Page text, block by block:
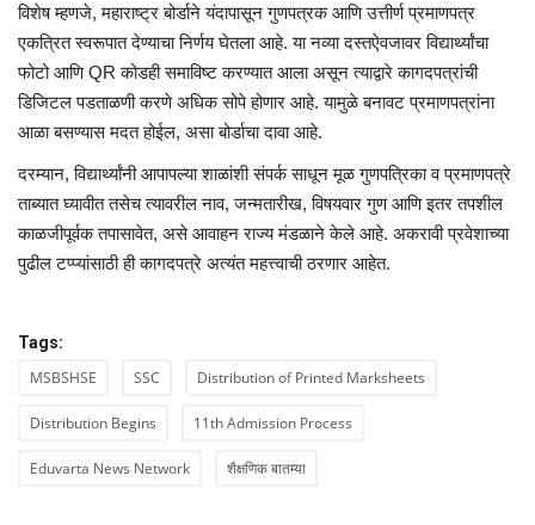
विशेष म्हणजे, महाराष्ट्र बोर्डाने यंदापासून गुणपत्रक आणि उत्तीर्ण प्रमाणपत्र
एकत्रित स्वरूपात देण्याचा निर्णय घेतला आहे. या नव्या दस्तऐवजावर विद्यार्थ्यांचा
फोटो आणि QR कोडही समाविष्ट करण्यात आला असून त्याद्वारे कागदपत्रांची
डिजिटल पडताळणी करणे अधिक सोपे होणार आहे. यामुळे बनावट प्रमाणपत्रांना
आळा बसण्यास मदत होईल, असा बोर्डाचा दावा आहे.
दरम्यान, विद्यार्थ्यांनी आपापल्या शाळांशी संपर्क साधून मूळ गुणपत्रिका व प्रमाणपत्रे
ताब्यात घ्यावीत तसेच त्यावरील नाव, जन्मतारीख, विषयवार गुण आणि इतर तपशील
काळजीपूर्वक तपासावेत, असे आवाहन राज्य मंडळाने केले आहे. अकरावी प्रवेशाच्या
पुढील टप्प्यांसाठी ही कागदपत्रे अत्यंत महत्त्वाची ठरणार आहेत.
Tags:
MSBSHSE SSC Distribution of Printed Marksheets
Distribution Begins 11th Admission Process
Eduvarta News Network शैक्षणिक बातम्या